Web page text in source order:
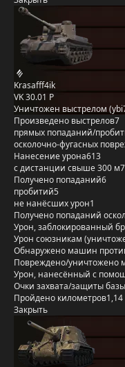
Krasafff4ik
VK 30.01 P
Уничтожен выстрелом
Произведено выстрелов7
прямых попаданий/
осколочно-фугасных
Нанесение урона613
с дистанции свыше 300 м
Получено попаданий6
пробитий5
не нанёсших урон1
Получено попаданий
Урон, заблокированный
Урон союзникам
Обнаружено машин
Повреждено/уничтожено
Урон, нанесённый с
Очки захвата/защиты базы
Пройдено километров1,14
Закрыть